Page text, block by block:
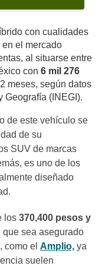
con cualidades
el mercado
al situarse entre
con 6 mil 276
meses, según datos
Geografía (INEGI).
de este vehículo se
de su
SUV de marcas
es uno de los
diseñado
los 370,400 pesos y
que sea asegurado
como el Amplio, ya
suelen